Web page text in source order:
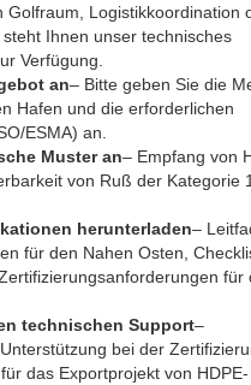
Golfraum, Logistikkoordination
Ihnen unser technisches
Verfügung.
an– Bitte geben Sie die
Hafen und die erforderlichen
ESMA) an.
Muster an– Empfang von
von Ruß der Kategorie
herunterladen–
für den Nahen Osten,
für
technischen Support–
bei der
das Exportprojekt von HDPE-